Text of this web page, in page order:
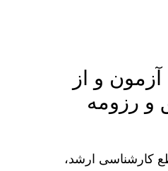
و از
و رزومه
کارشناسی ارشد،